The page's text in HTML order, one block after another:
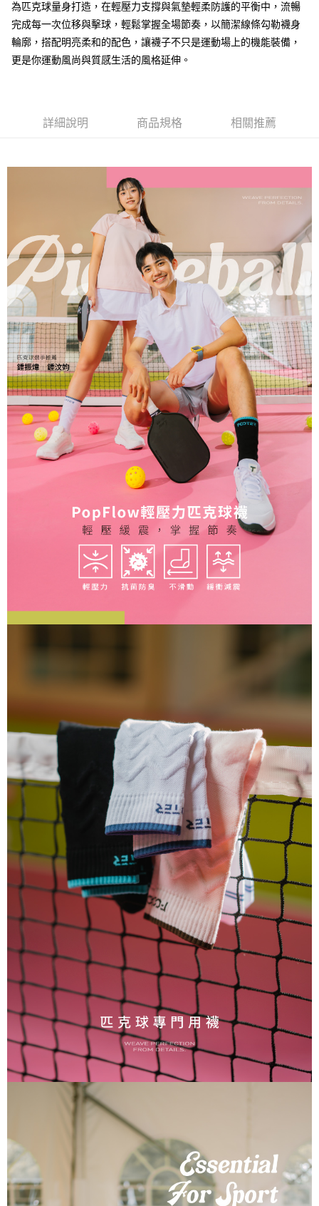
每筆NT$100，滿NT$888(含以上)免運費
付款後7-11取貨
每筆NT$100，滿NT$888(含以上)免運費
宅配-離島
為匹克球量身打造，在輕壓力支撐與氣墊輕柔防護的平衡中，流暢
完成每一次位移與擊球，輕鬆掌握全場節奏，以簡潔線條勾勒襪身
輪廓，搭配明亮柔和的配色，讓襪子不只是運動場上的機能裝備，
更是你運動風尚與質感生活的風格延伸。
詳細說明 商品規格 相關推薦